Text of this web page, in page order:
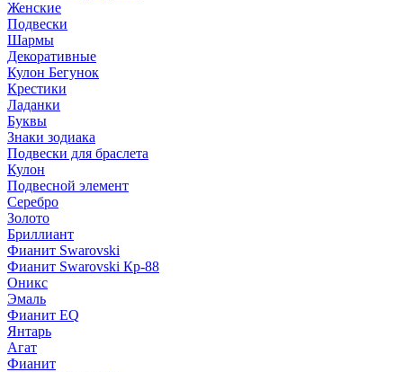
Женские
Подвески
Шармы
Декоративные
Кулон Бегунок
Крестики
Ладанки
Буквы
Знаки зодиака
Подвески для браслета
Кулон
Подвесной элемент
Серебро
Золото
Бриллиант
Фианит Swarovski
Фианит Swarovski Кр-88
Оникс
Эмаль
Фианит EQ
Янтарь
Агат
Фианит